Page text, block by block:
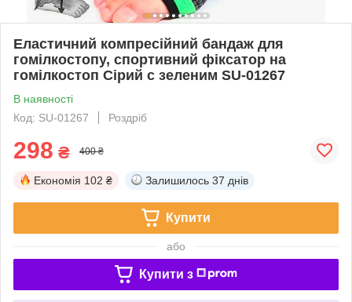
Еластичний компресійний бандаж для
гомілкостопу, спортивний фіксатор на
гомілкостоп Сірий с зеленим SU-01267
В наявності
Код: SU-01267
Роздріб
298 ₴ 400 ₴
Економія 102 ₴ Залишилось 37 днів
Купити
або
Купити з